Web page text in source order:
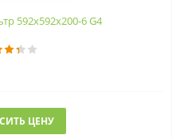
592х592х200-6 G4
ЦЕНУ